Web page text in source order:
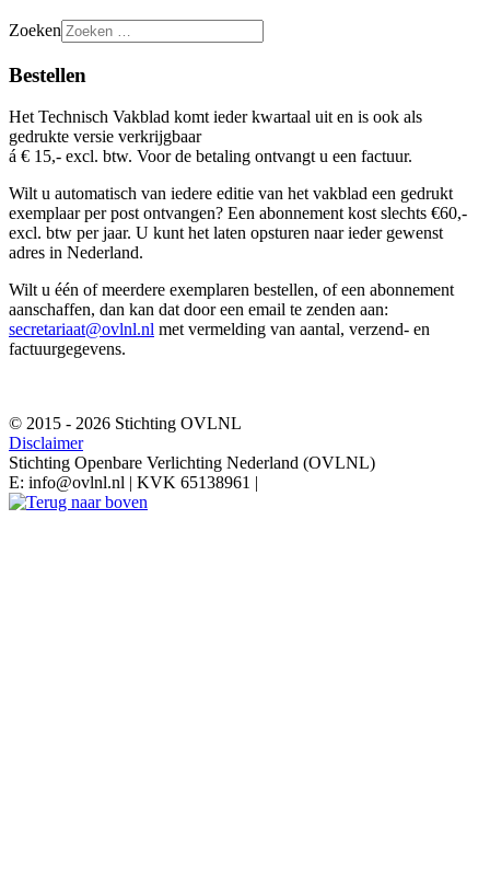
Zoeken
Bestellen
Het Technisch Vakblad komt ieder kwartaal uit en is ook als
gedrukte versie verkrijgbaar
á € 15,- excl. btw. Voor de betaling ontvangt u een factuur.
Wilt u automatisch van iedere editie van het vakblad een gedrukt
exemplaar per post ontvangen? Een abonnement kost slechts €60,-
excl. btw per jaar. U kunt het laten opsturen naar ieder gewenst
adres in Nederland.
Wilt u één of meerdere exemplaren bestellen, of een abonnement
aanschaffen, dan kan dat door een email te zenden aan:
secretariaat@ovlnl.nl met vermelding van aantal, verzend- en
factuurgegevens.
© 2015 - 2026 Stichting OVLNL
Disclaimer
Stichting Openbare Verlichting Nederland (OVLNL)
E: info@ovlnl.nl | KVK 65138961 |